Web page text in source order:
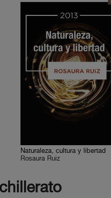
Naturaleza, cultura y libertad
Rosaura Ruiz